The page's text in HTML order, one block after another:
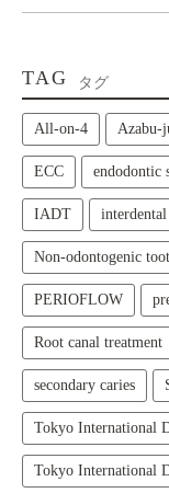
TAG タグ
All‑on‑4 Azabu-
ECC endodontic
IADT
Non-odontogenic
PERIOFLOW
Root canal treatment
secondary caries
Tokyo International
Tokyo International